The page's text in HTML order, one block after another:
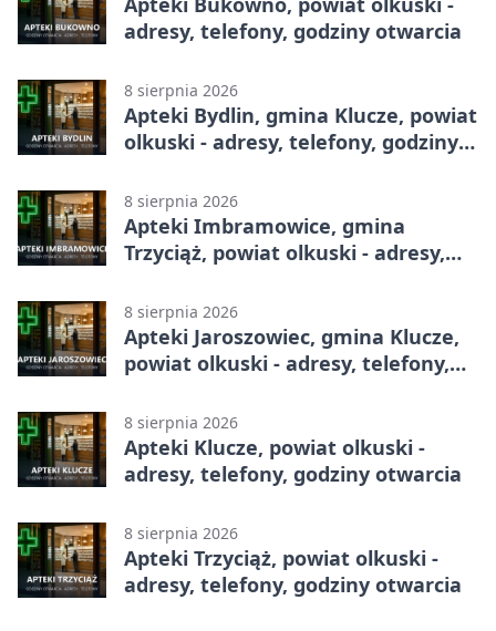
adresy, telefony, godziny otwarcia
8 sierpnia 2026
Apteki Bydlin, gmina Klucze, powiat
olkuski - adresy, telefony, godziny
8 sierpnia 2026
Apteki Imbramowice, gmina
Trzyciąż, powiat olkuski - adresy,
8 sierpnia 2026
Apteki Jaroszowiec, gmina Klucze,
powiat olkuski - adresy, telefony,
8 sierpnia 2026
Apteki Klucze, powiat olkuski -
adresy, telefony, godziny otwarcia
8 sierpnia 2026
Apteki Trzyciąż, powiat olkuski -
adresy, telefony, godziny otwarcia